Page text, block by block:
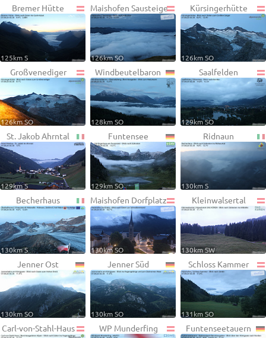
Bremer Hütte
125km S
Maishofen Sausteige
126km SO
Kürsingerhütte
126km SO
Großvenediger
126km SO
Windbeutelbaron
128km SO
Saalfelden
129km SO
St. Jakob Ahrntal
129km S
Funtensee
129km SO
Ridnaun
130km S
Becherhaus
130km S
Maishofen Dorfplatz
130km SO
Kleinwalsertal
130km SW
Jenner Ost
130km SO
Jenner Süd
130km SO
Schloss Kammer
131km SO
Carl-von-Stahl-Haus WP Munderfing Funtenseetauern